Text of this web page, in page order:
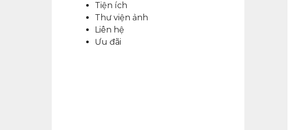
Tiện ích
Thư viện ảnh
Liên hệ
Ưu đãi